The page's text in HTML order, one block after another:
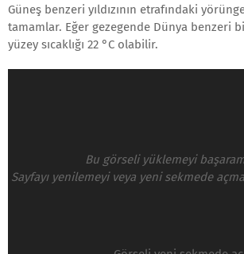
Güneş benzeri yıldızının etrafındaki
tamamlar. Eğer gezegende Dünya benzeri
yüzey sıcaklığı 22 °C olabilir.
Bu görseli yüklemeyi
Sayfayı yenilemeyi veya yeni sekmede